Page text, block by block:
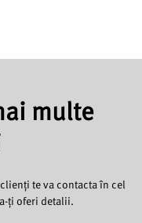
multe
te va contacta în cel
ți oferi detalii.